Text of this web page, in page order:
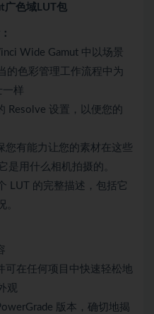
广色域LUT包
Wide Gamut 中以场景
的色彩管理工作流程中为
样
Resolve 设置，以便您的
您有能力让您的素材在这些
是用什么相机拍摄的。
LUT 的完整描述，包括它
。
可在任何项目中快速轻松地
观
版本，确切地揭